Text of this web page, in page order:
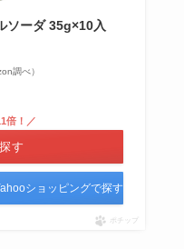
ソーダ 35g×10入
調べ）
倍！／
す
ショッピングで探す
ポチップ